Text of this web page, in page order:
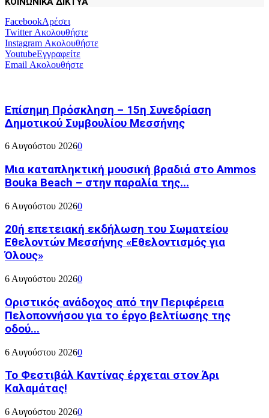
FacebookΑρέσει
TwitterΑκολουθήστε
Instagram Ακολουθήστε
YoutubeΕγγραφείτε
Email Ακολουθήστε
Επίσημη Πρόσκληση – 15η Συνεδρίαση
Δημοτικού Συμβουλίου Μεσσήνης
6 Αυγούστου 20260
Μια καταπληκτική μουσική βραδιά στο Ammos
Bouka Beach – στην παραλία της...
6 Αυγούστου 20260
20ή επετειακή εκδήλωση του Σωματείου
Εθελοντών Μεσσήνης «Εθελοντισμός για
Όλους»
6 Αυγούστου 20260
Οριστικός ανάδοχος από την Περιφέρεια
Πελοποννήσου για το έργο βελτίωσης της
οδού...
6 Αυγούστου 20260
Το Φεστιβάλ Καντίνας έρχεται στον Άρι
Καλαμάτας!
6 Αυγούστου 20260